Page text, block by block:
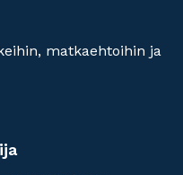
matkaehtoihin ja